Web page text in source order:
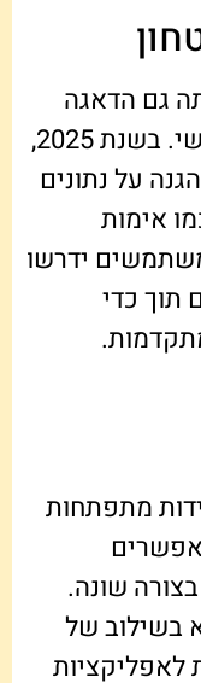
גם הדאגה
לפרטיות ולביטחון המידע האישי. בשנת 2025,
על נתונים
אימות
ידרשו
תוך כדי
הניידות מתפתחות
שונה.
בשילוב של
לאפליקציות